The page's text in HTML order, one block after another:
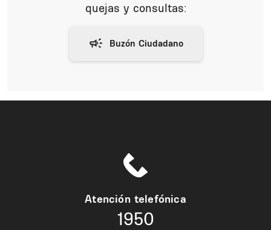
quejas y consultas:
Atención telefónica
1950